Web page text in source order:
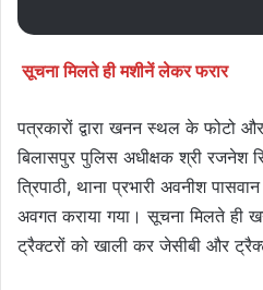
सूचना मिलते ही मशीनें लेकर फरार
पत्रकारों द्वारा खनन स्थल के फोटो
बिलासपुर पुलिस अधीक्षक श्री रजनेश
त्रिपाठी, थाना प्रभारी अवनीश
अवगत कराया गया। सूचना मिलते ही
ट्रैक्टरों को खाली कर जेसीबी और